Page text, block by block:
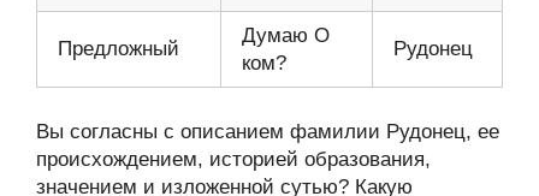
Предложный
Думаю О
ком?
Рудонец
Вы согласны с описанием фамилии Рудонец, ее
происхождением, историей образования,
значением и изложенной сутью? Какую